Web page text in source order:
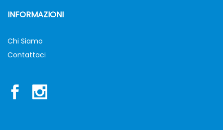
INFORMAZIONI
Chi Siamo
Contattaci